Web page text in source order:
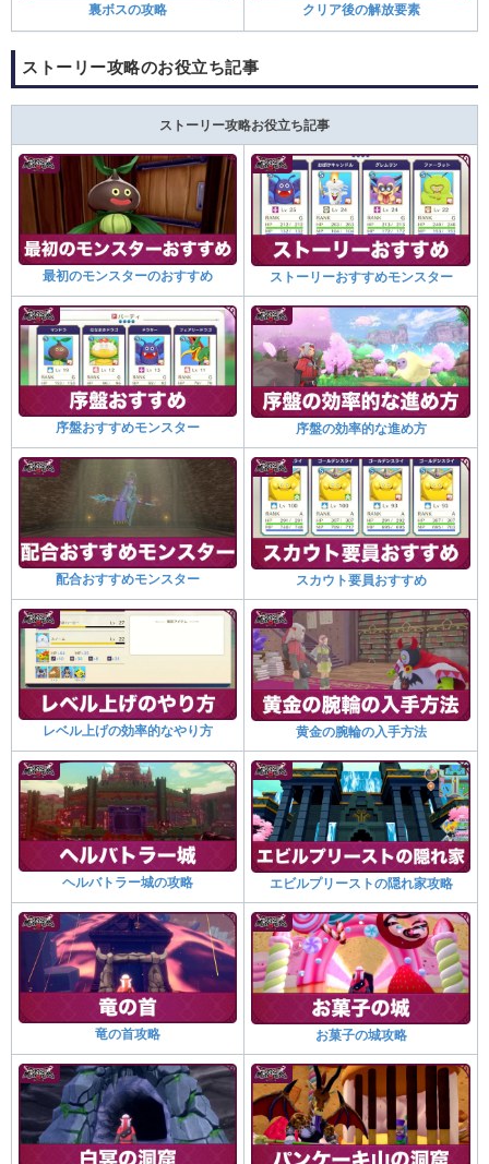
裏ボスの攻略 クリア後の解放要素
ストーリー攻略のお役立ち記事
ストーリー攻略お役立ち記事
最初のモンスターのおすすめ ストーリーおすすめモンスター
序盤おすすめモンスター 序盤の効率的な進め方
配合おすすめモンスター スカウト要員おすすめ
レベル上げの効率的なやり方 黄金の腕輪の入手方法
ヘルバトラー城の攻略 エビルプリーストの隠れ家攻略
竜の首攻略 お菓子の城攻略